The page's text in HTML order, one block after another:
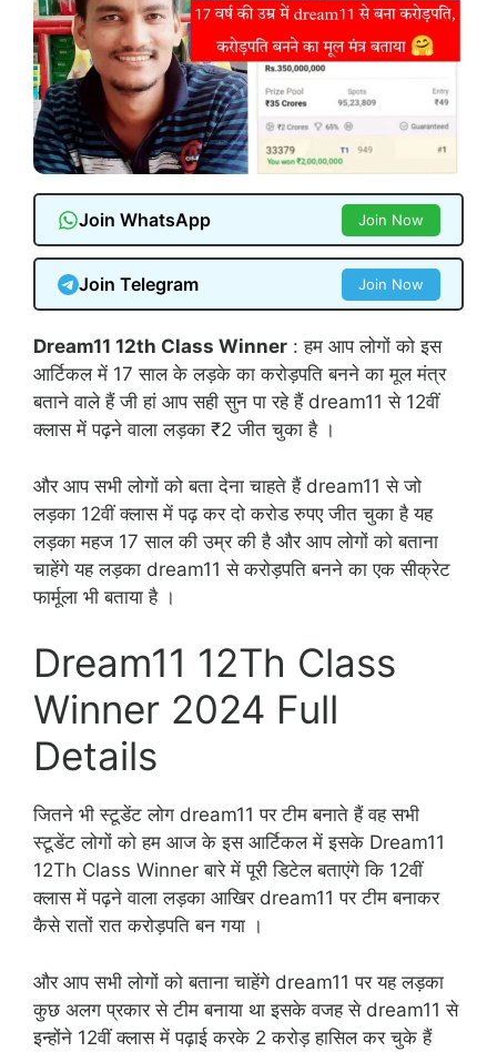
Join WhatsApp Join Now
Join Telegram Join Now
Dream11 12th Class Winner : हम आप लोगों को इस
आर्टिकल में 17 साल के लड़के का करोड़पति बनने का मूल मंत्र
बताने वाले हैं जी हां आप सही सुन पा रहे हैं dream11 से 12वीं
क्लास में पढ़ने वाला लड़का ₹2 जीत चुका है ।
और आप सभी लोगों को बता देना चाहते हैं dream11 से जो
लड़का 12वीं क्लास में पढ़ कर दो करोड रुपए जीत चुका है यह
लड़का महज 17 साल की उम्र की है और आप लोगों को बताना
चाहेंगे यह लड़का dream11 से करोड़पति बनने का एक सीक्रेट
फार्मूला भी बताया है ।
Dream11 12Th Class
Winner 2024 Full
Details
जितने भी स्टूडेंट लोग dream11 पर टीम बनाते हैं वह सभी
स्टूडेंट लोगों को हम आज के इस आर्टिकल में इसके Dream11
12Th Class Winner बारे में पूरी डिटेल बताएंगे कि 12वीं
क्लास में पढ़ने वाला लड़का आखिर dream11 पर टीम बनाकर
कैसे रातों रात करोड़पति बन गया ।
और आप सभी लोगों को बताना चाहेंगे dream11 पर यह लड़का
कुछ अलग प्रकार से टीम बनाया था इसके वजह से dream11 से
इन्होंने 12वीं क्लास में पढ़ाई करके 2 करोड़ हासिल कर चुके हैं